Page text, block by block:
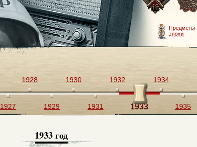
Предметы
эпохи
1927
1928
1929
1930
1931
1932
1933
1934
1935
1933 год